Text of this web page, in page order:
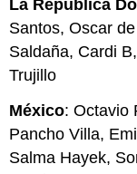
La República
Santos, Oscar
Saldaña, Cardi
Trujillo
México: Octavio
Pancho Villa,
Salma Hayek,